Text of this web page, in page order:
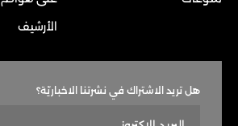
الأرشيف
هل تريد الاشتراك في نشرتنا الاخباريّة؟